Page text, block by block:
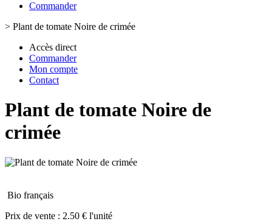
Commander
> Plant de tomate Noire de crimée
Accès direct
Commander
Mon compte
Contact
Plant de tomate Noire de
crimée
Bio français
Prix de vente : 2.50 € l'unité